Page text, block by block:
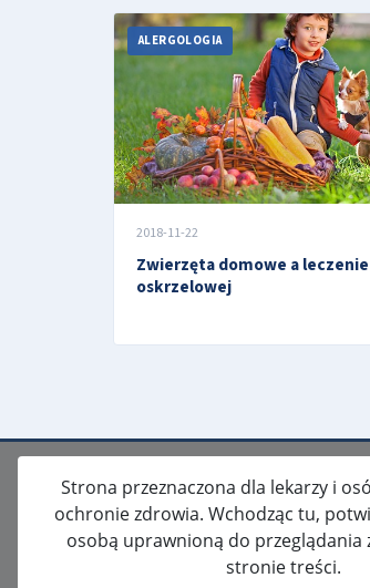
ALERGOLOGIA
2018-11-22
Zwierzęta domowe a
oskrzelowej
Strona przeznaczona dla lekarzy i
ochronie zdrowia. Wchodząc tu,
osobą uprawnioną do przeglądania
stronie treści.
ISSN: 2080-5438